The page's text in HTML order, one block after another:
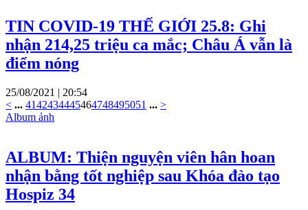
TIN COVID-19 THẾ GIỚI 25.8: Ghi
nhận 214,25 triệu ca mắc; Châu Á vẫn là
điểm nóng
25/08/2021 | 20:54
< ... 4142434445464748495051 ... >
Album ảnh
ALBUM: Thiện nguyện viên hân hoan
nhận bằng tốt nghiệp sau Khóa đào tạo
Hospiz 34